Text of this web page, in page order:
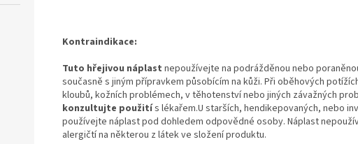
Kontraindikace:
Tuto hřejivou náplast nepoužívejte na podrážděnou nebo
současně s jiným přípravkem působícím na kůži. Při oběhových
kloubů, kožních problémech, v těhotenství nebo jiných závažných
konzultujte použitís lékařem.U starších, hendikepovaných, nebo
používejte náplast pod dohledem odpovědné osoby. Náplast
alergičtí na některou z látek ve složení produktu.